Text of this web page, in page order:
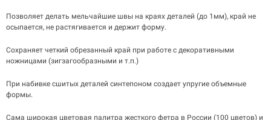
Позволяет делать мельчайшие швы на краях деталей (до 1мм), край не
осыпается, не растягивается и держит форму.
Сохраняет четкий обрезанный край при работе с декоративными
ножницами (зигзагообразными и т.п.)
При набивке сшитых деталей синтепоном создает упругие объемные
формы.
Сама широкая цветовая палитра жесткого фетра в России (100 цветов) и